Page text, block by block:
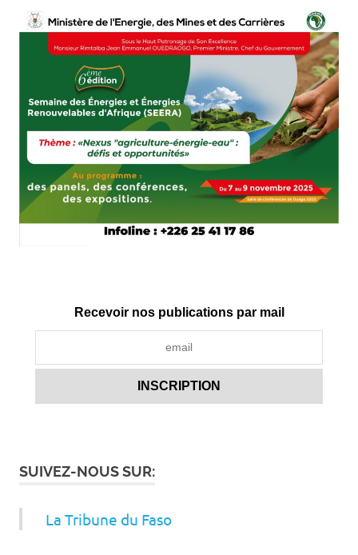
Recevoir nos publications par mail
SUIVEZ-NOUS SUR:
La Tribune du Faso